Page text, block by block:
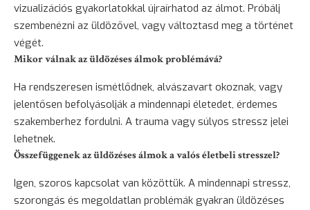
vizualizációs gyakorlatokkal újraírhatod az álmot. Próbálj
szembenézni az üldözővel, vagy változtasd meg a történet
végét.
Mikor válnak az üldözéses álmok problémává?
Ha rendszeresen ismétlődnek, alvászavart okoznak, vagy
jelentősen befolyásolják a mindennapi életedet, érdemes
szakemberhez fordulni. A trauma vagy súlyos stressz jelei
lehetnek.
Összefüggenek az üldözéses álmok a valós életbeli stresszel?
Igen, szoros kapcsolat van közöttük. A mindennapi stressz,
szorongás és megoldatlan problémák gyakran üldözéses